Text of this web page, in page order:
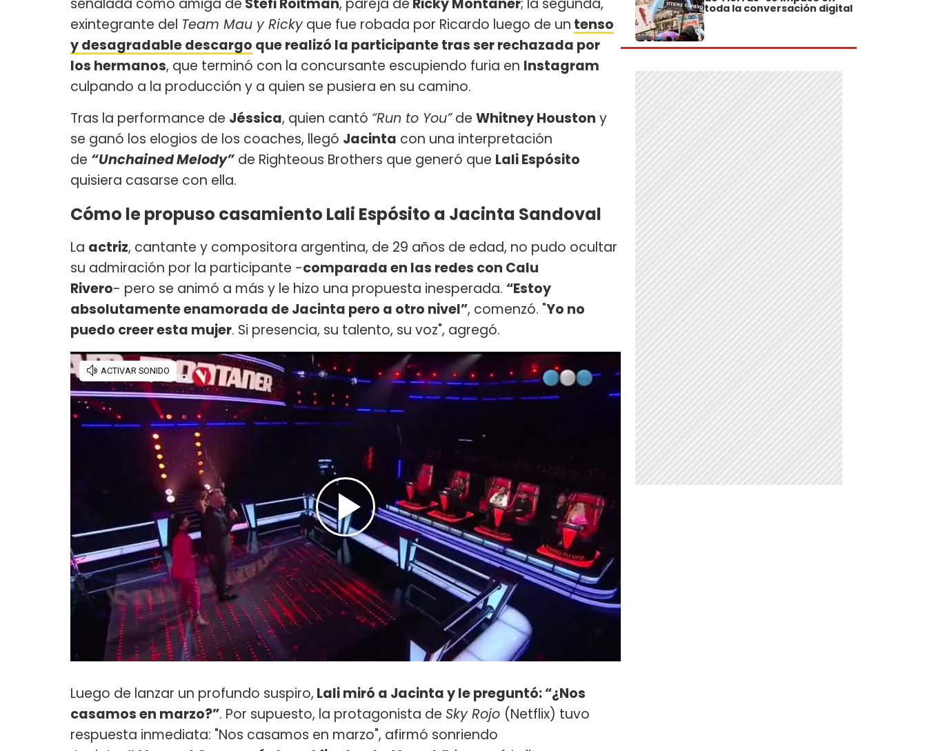
señalada como amiga de Stefi Roitman, pareja de Ricky Montaner; la segunda,
exintegrante del Team Mau y Rickyque fue robada por Ricardo luego de un tenso
y desagradable descargo que realizó la participante tras ser rechazada por
los hermanos, que terminó con la concursante escupiendo furia en Instagram
culpando a la producción y a quien se pusiera en su camino.
Tras la performance de Jéssica, quien cantó “Run to You”de Whitney Houston y
se ganó los elogios de los coaches, llegó Jacinta con una interpretación
de “Unchained Melody” de Righteous Brothers que generó que Lali Espósito
quisiera casarse con ella.
Cómo le propuso casamiento Lali Espósito a Jacinta Sandoval
La actriz, cantante y compositora argentina, de 29 años de edad, no pudo ocultar
su admiración por la participante -comparada en las redes con Calu
Rivero- pero se animó a más y le hizo una propuesta inesperada. “Estoy
absolutamente enamorada de Jacinta pero a otro nivel”, comenzó. "Yo no
puedo creer esta mujer. Si presencia, su talento, su voz", agregó.
Luego de lanzar un profundo suspiro, Lali miró a Jacinta y le preguntó: “¿Nos
casamos en marzo?”. Por supuesto, la protagonista de Sky Rojo (Netflix) tuvo
respuesta inmediata: "Nos casamos en marzo", afirmó sonriendo
toda la conversación digital